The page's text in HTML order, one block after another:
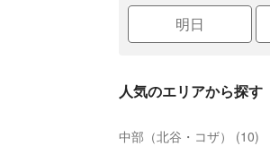
明日
人気のエリアから探す
中部（北谷・コザ） (10)